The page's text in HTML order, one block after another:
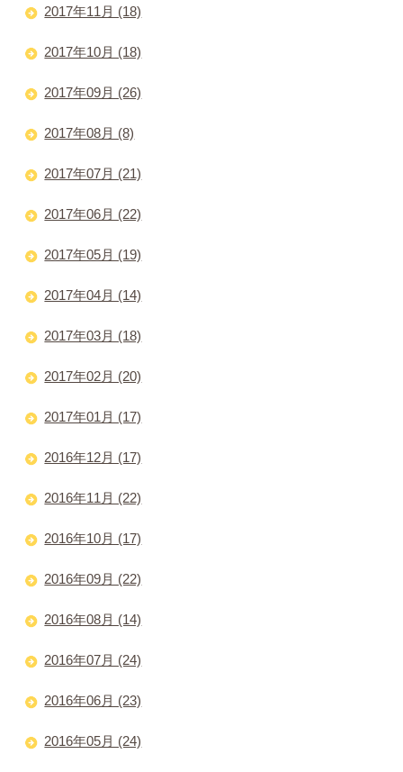
2017年11月 (18)
2017年10月 (18)
2017年09月 (26)
2017年08月 (8)
2017年07月 (21)
2017年06月 (22)
2017年05月 (19)
2017年04月 (14)
2017年03月 (18)
2017年02月 (20)
2017年01月 (17)
2016年12月 (17)
2016年11月 (22)
2016年10月 (17)
2016年09月 (22)
2016年08月 (14)
2016年07月 (24)
2016年06月 (23)
2016年05月 (24)